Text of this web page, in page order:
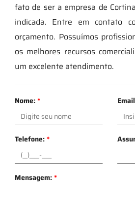
fato de ser a empresa de
indicada. Entre em contato
orçamento. Possuímos
os melhores recursos
um excelente atendimento.
Nome:*
Telefone:*
Mensagem:*